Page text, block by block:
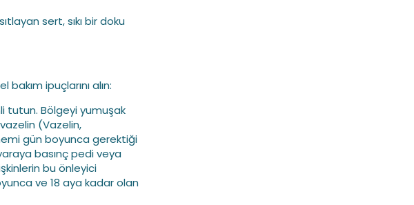
sert, sıkı bir doku
ipuçlarını alın:
tutun. Bölgeyi yumuşak
(Vazelin,
gün boyunca gerektiği
basınç pedi veya
bu önleyici
ve 18 aya kadar olan